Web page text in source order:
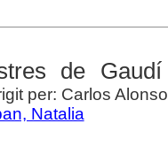
de Gaudí
per: Carlos
Natalia